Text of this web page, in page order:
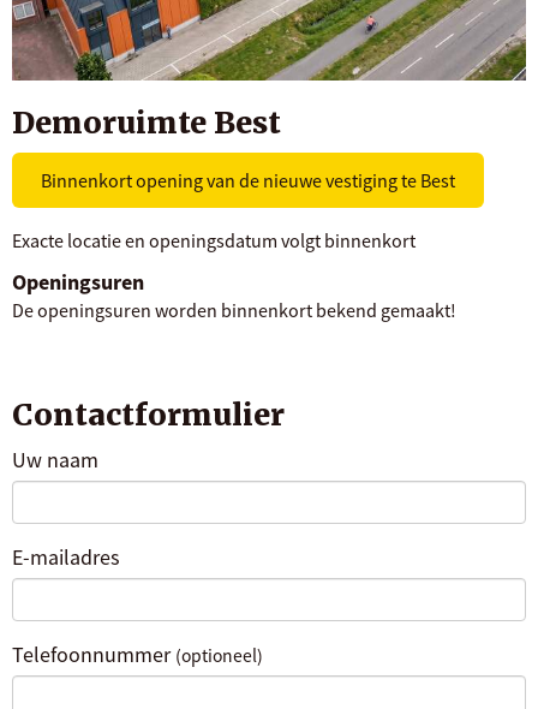
Demoruimte Best
Binnenkort opening van de nieuwe vestiging te Best
Exacte locatie en openingsdatum volgt binnenkort
Openingsuren
De openingsuren worden binnenkort bekend gemaakt!
Contactformulier
Uw naam
E-mailadres
Telefoonnummer (optioneel)